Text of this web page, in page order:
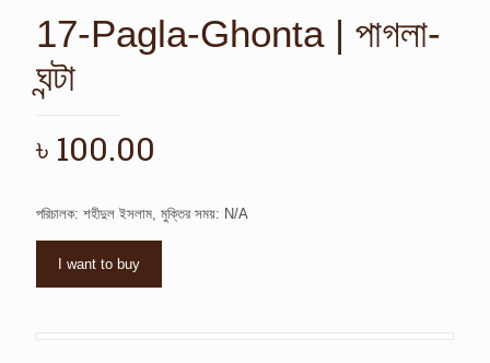
17-Pagla-Ghonta | পাগলা-
ঘন্টা
৳ 100.00
পরিচালক: শহীদুল ইসলাম, মুক্তির সময়: N/A
I want to buy